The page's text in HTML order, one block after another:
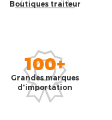
Boutiques traiteur
100+
Grandes marques
d'importation